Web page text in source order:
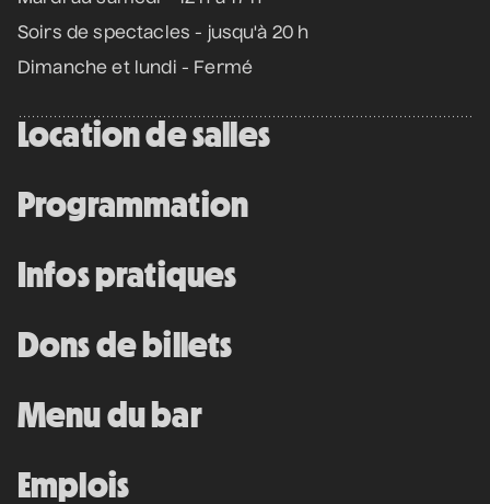
Soirs de spectacles - jusqu'à 20 h
Dimanche et lundi - Fermé
Location de salles
Programmation
Infos pratiques
Dons de billets
Menu du bar
Emplois